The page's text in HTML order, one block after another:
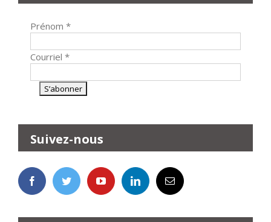
Prénom *
Courriel *
Suivez-nous